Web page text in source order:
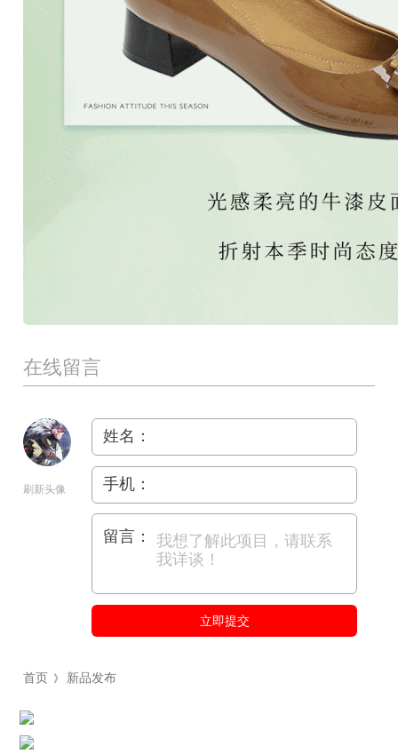
在线留言
刷新头像
姓名：
手机：
留言：
立即提交
首页 》 新品发布